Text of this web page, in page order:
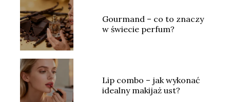
Gourmand – co to znaczy
w świecie perfum?
Lip combo – jak wykonać
idealny makijaż ust?